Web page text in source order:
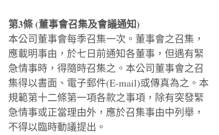
第3條 (董事會召集及會議通知)
本公司董事會每季召集一次。董事會之召集，
應載明事由，於七日前通知各董事，但遇有緊
急情事時，得隨時召集之。本公司董事會之召
集得以書面、電子郵件(E-mail)或傳真為之。本
規範第十二條第一項各款之事項，除有突發緊
急情事或正當理由外，應於召集事由中列舉，
不得以臨時動議提出。